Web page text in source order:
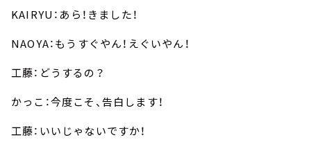
KAIRYU：あら！きました！
NAOYA：もうすぐやん！えぐいやん！
工藤：どうするの？
かっこ：今度こそ、告白します！
工藤：いいじゃないですか！